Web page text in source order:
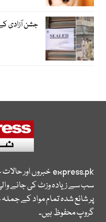
جشن آزادی
express.pkخبروں اور
سب سے زیادہ وزٹ کی جانے
پر شائع شدہ تمام مواد کے
گروپ محفوظ ہیں۔